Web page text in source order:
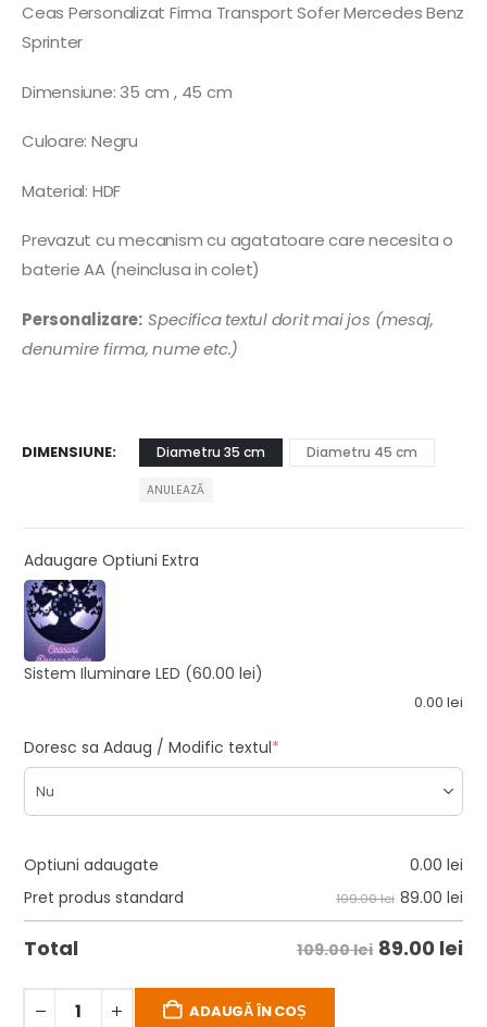
Ceas Personalizat Firma Transport Sofer Mercedes Benz
Sprinter
Dimensiune: 35 cm , 45 cm
Culoare: Negru
Material: HDF
Prevazut cu mecanism cu agatatoare care necesita o
baterie AA (neinclusa in colet)
Personalizare:Specifica textul dorit mai jos (mesaj,
denumire firma, nume etc.)
DIMENSIUNE Diametru 35 cm Diametru 45 cm
ANULEAZĂ
Adaugare Optiuni Extra
Sistem Iluminare LED (60.00 lei)
0.00 lei
Doresc sa Adaug / Modific textul*
Optiuni adaugate 0.00 lei
Pret produs standard
109.00 lei 89.00 lei
Total 109.00 lei 89.00 lei
ADAUGĂ ÎN COȘ